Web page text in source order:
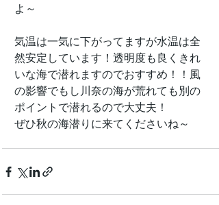
よ～
気温は一気に下がってますが水温は全
然安定しています！透明度も良くきれ
いな海で潜れますのでおすすめ！！風
の影響でもし川奈の海が荒れても別の
ポイントで潜れるので大丈夫！
ぜひ秋の海潜りに来てくださいね～